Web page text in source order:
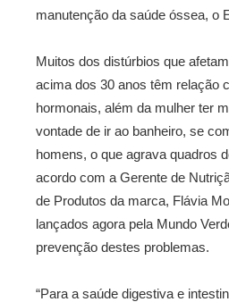
manutenção da saúde óssea, o
Muitos dos distúrbios que
acima dos 30 anos têm relação
hormonais, além da mulher ter
vontade de ir ao banheiro, se
homens, o que agrava quadros
acordo com a Gerente de
de Produtos da marca, Flávia
lançados agora pela Mundo
prevenção destes problemas.
“Para a saúde digestiva e